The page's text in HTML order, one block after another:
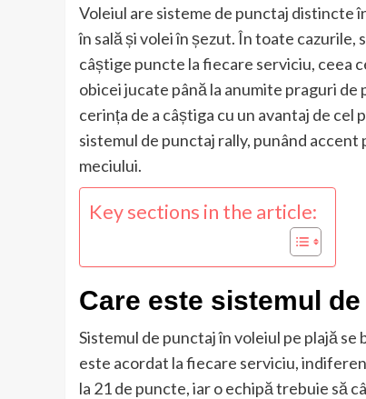
Voleiul are sisteme de punctaj distincte
în sală și volei în șezut. În toate
câștige puncte la fiecare serviciu, ceea
obicei jucate până la anumite praguri de
cerința de a câștiga cu un avantaj de cel
sistemul de punctaj rally, punând
meciului.
Key sections in the article:
Care este sistemul
Sistemul de punctaj în voleiul pe plajă
este acordat la fiecare serviciu,
la 21 de puncte, iar o echipă trebuie să